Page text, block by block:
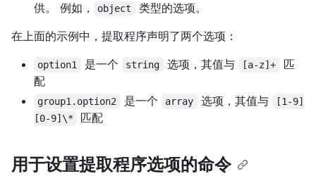
供。 例如，
object
类型的选项。
在上面的示例中，提取程序声明了两个选项：
option1 是一个 string 选项，其值与 [a-z]+
匹
配
group1.option2 是一个 array 选项，其值与
[1-9]
[0-9]\*
匹配
用于设置提取程序选项的命令